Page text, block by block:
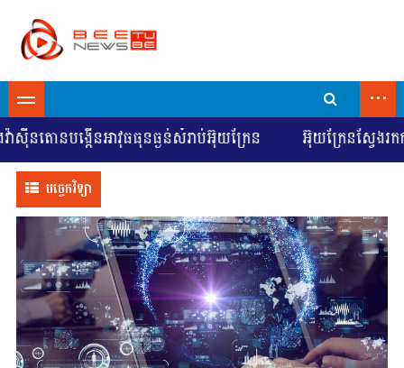
...
បង្កើនអាវុធធុនធ្ងន់សំរាប់អ៊ុយក្រែន អ៊ុយក្រែនស្វែងរកការច
បច្ចេកវិទ្យា